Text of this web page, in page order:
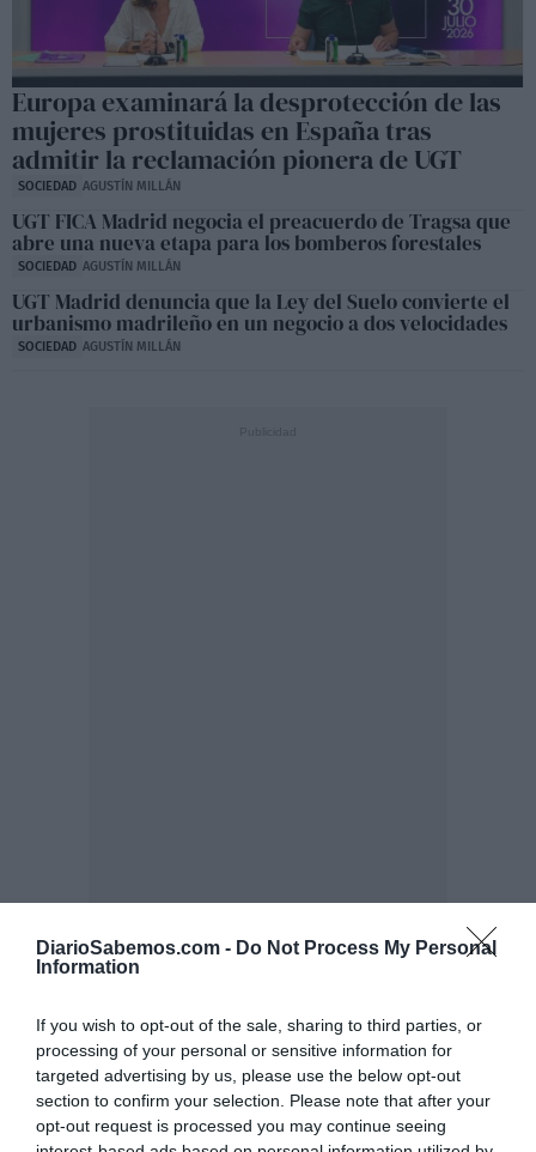
DiarioSabemos.com - Do Not Process My Personal
Information
If you wish to opt-out of the sale, sharing to third parties, or
processing of your personal or sensitive information for
targeted advertising by us, please use the below opt-out
section to confirm your selection. Please note that after your
opt-out request is processed you may continue seeing
Europa examinará la desprotección de las
mujeres prostituidas en España tras
admitir la reclamación pionera de UGT
SOCIEDAD AGUSTÍN MILLÁN
UGT FICA Madrid negocia el preacuerdo de Tragsa que
abre una nueva etapa para los bomberos forestales
SOCIEDAD AGUSTÍN MILLÁN
UGT Madrid denuncia que la Ley del Suelo convierte el
urbanismo madrileño en un negocio a dos velocidades
SOCIEDAD AGUSTÍN MILLÁN